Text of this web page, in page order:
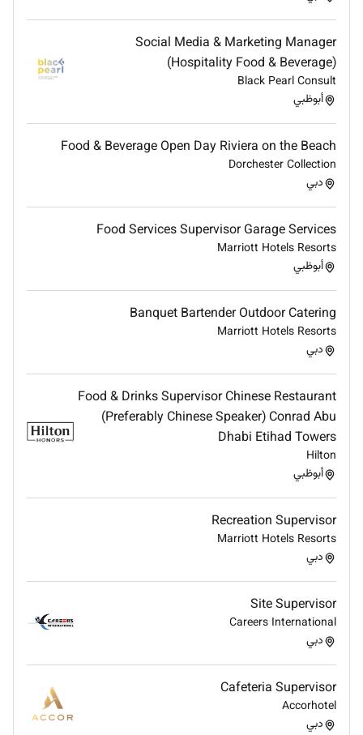
Remote Work :
No
Employment Type :
Full-time
Social Media & Marketing Manager
(Hospitality Food & Beverage)
Black Pearl Consult
أبوظبي
Food & Beverage Open Day Riviera on the Beach
Dorchester Collection
دبي
Food Services Supervisor Garage Services
Marriott Hotels Resorts
أبوظبي
Banquet Bartender Outdoor Catering
Marriott Hotels Resorts
دبي
Food & Drinks Supervisor Chinese Restaurant
(Preferably Chinese Speaker) Conrad Abu
Dhabi Etihad Towers
Hilton
أبوظبي
Recreation Supervisor
Marriott Hotels Resorts
دبي
Site Supervisor
Careers International
دبي
Cafeteria Supervisor
Accorhotel
دبي